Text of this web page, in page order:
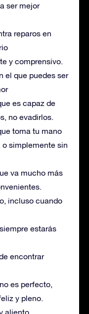
ser mejor
reparos en
y comprensivo.
el que puedes ser
es capaz de
no evadirlos.
toma tu mano
simplemente sin
va mucho más
incluso cuando
estarás
encontrar
es perfecto,
y pleno.
aliento